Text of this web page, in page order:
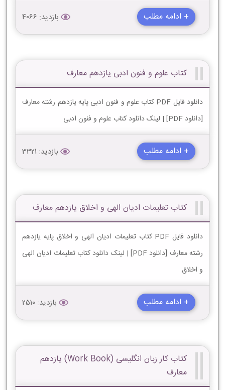
+ ادامه مطلب بازدید: 4066
کتاب علوم و فنون ادبی یازدهم معارف
دانلود فایل PDF کتاب علوم و فنون ادبی پایه یازدهم رشته معارف
[دانلود PDF] | لینک دانلود کتاب علوم و فنون ادبی
+ ادامه مطلب بازدید: 3321
کتاب تعلیمات ادیان الهی و اخلاق یازدهم معارف
دانلود فایل PDF کتاب تعلیمات ادیان الهی و اخلاق پایه یازدهم
رشته معارف [دانلود PDF] | لینک دانلود کتاب تعلیمات ادیان الهی
و اخلاق
+ ادامه مطلب بازدید: 2510
کتاب کار زبان انگلیسی (Work Book) یازدهم
معارف